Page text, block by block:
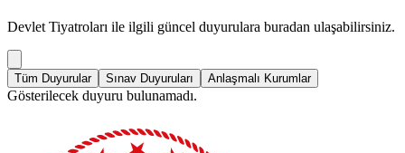
Devlet Tiyatroları ile ilgili güncel duyurulara buradan ulaşabilirsiniz.
Tüm Duyurular Sınav Duyuruları Anlaşmalı Kurumlar
Gösterilecek duyuru bulunamadı.